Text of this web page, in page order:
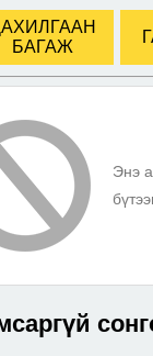
БАГАЖ
Энэ
шпатл